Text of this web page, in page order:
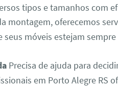
tipos e tamanhos com
montagem, oferecemos
seus móveis estejam
Precisa de ajuda para
em Porto Alegre RS